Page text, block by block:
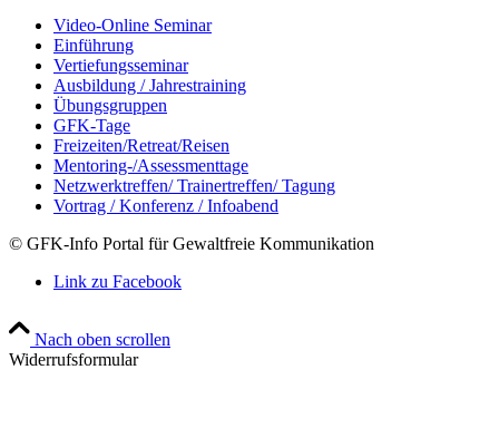
Video-Online Seminar
Einführung
Vertiefungsseminar
Ausbildung / Jahrestraining
Übungsgruppen
GFK-Tage
Freizeiten/Retreat/Reisen
Mentoring-/Assessmenttage
Netzwerktreffen/ Trainertreffen/ Tagung
Vortrag / Konferenz / Infoabend
© GFK-Info Portal für Gewaltfreie Kommunikation
Link zu Facebook
Nach oben scrollen
Widerrufsformular